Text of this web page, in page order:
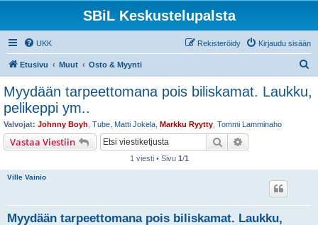
SBiL Keskustelupalsta
UKK Kirjaudu sisään
Rekisteröidy
Etusivu Muut Osto & Myynti
s
Myydään tarpeettomana pois biliskamat. Laukku,
pelikeppi ym..
Valvojat: Johnny Boyh Tube Matti Jokela Markku Ryytty Tommi Lamminaho
Vastaa Viestiin Etsi
1 viesti • Sivu 1/1
Ville Vainio
Myydään tarpeettomana pois biliskamat. Laukku,